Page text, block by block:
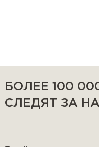
БОЛЕЕ 100
СЛЕДЯТ ЗА